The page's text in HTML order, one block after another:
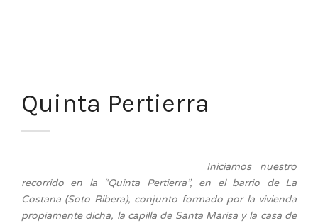
Quinta Pertierra
Iniciamos nuestro
recorrido en la “Quinta Pertierra”, en el barrio de La
Costana (Soto Ribera), conjunto formado por la vivienda
propiamente dicha, la capilla de Santa Marisa y la casa de